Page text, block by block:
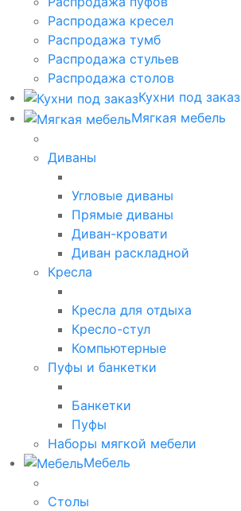
Распродажа кресел
Распродажа тумб
Распродажа стульев
Распродажа столов
Кухни под заказ
Мягкая мебель
Диваны
Угловые диваны
Прямые диваны
Диван-кровати
Диван раскладной
Кресла
Кресла для отдыха
Кресло-стул
Компьютерные
Пуфы и банкетки
Банкетки
Пуфы
Наборы мягкой мебели
Мебель
Столы